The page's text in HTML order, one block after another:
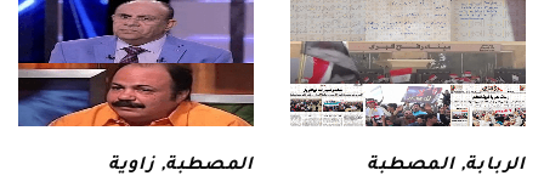
الربابة,المصطبة المصطبة, زاوية